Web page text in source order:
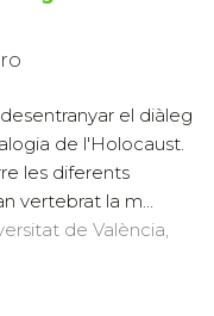
el diàleg
de l'Holocaust.
les diferents
vertebrat la m...
de València,